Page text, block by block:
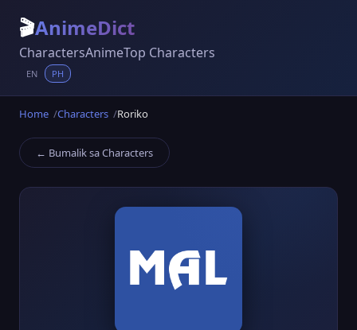
🎬AnimeDict
CharactersAnimeTop Characters
EN PH
Home Characters Roriko
← Bumalik sa Characters